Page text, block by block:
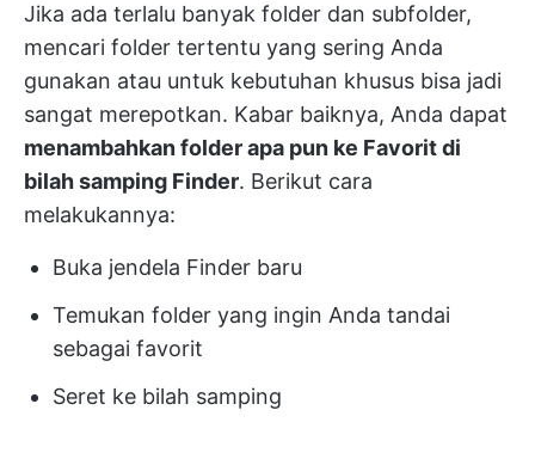
Jika ada terlalu banyak folder dan subfolder,
mencari folder tertentu yang sering Anda
gunakan atau untuk kebutuhan khusus bisa jadi
sangat merepotkan. Kabar baiknya, Anda dapat
menambahkan folder apa pun ke Favorit di
bilah samping Finder. Berikut cara
melakukannya:
Buka jendela Finder baru
Temukan folder yang ingin Anda tandai
sebagai favorit
Seret ke bilah samping